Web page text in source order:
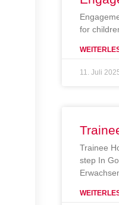
for
11. Juli
Trainee
step In